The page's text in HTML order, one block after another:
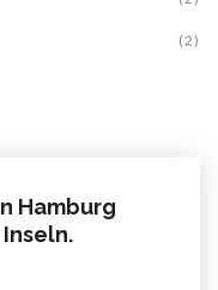
(2)
Hamburg